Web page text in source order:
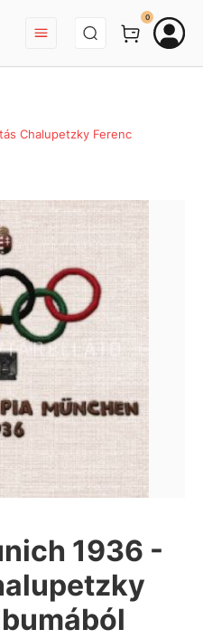
BEJELENTKEZÉS
0
Chalupetzky Ferenc
1936 -